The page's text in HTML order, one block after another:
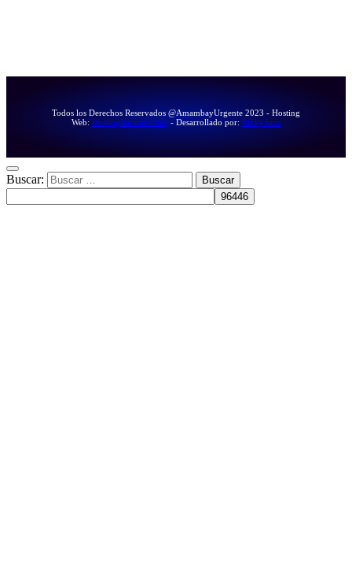
Todos los Derechos Reservados @AmambayUrgente 2023 - Hosting
Web: HostingBaratoOnline- Desarrollado por: RikkySanz
Buscar: